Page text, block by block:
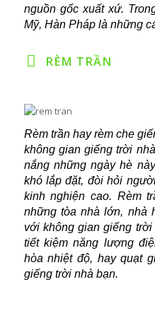
nguồn gốc xuất xứ.
Mỹ, Hàn Pháp là những
RÈM TRẦN
Rèm trần hay rèm che
không gian giếng trời
nắng những ngày hè
khó lắp đặt, đòi hỏi
kinh nghiện cao. Rèm
những tòa nhà lớn, nhà
với không gian giếng
tiết kiệm năng lượng
hòa nhiệt độ, hay quạt
giếng trời nhà bạn.